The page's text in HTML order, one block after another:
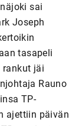
sai
Joseph
tasapeli
jäi
Rauno
TP-
ajettiin päivän